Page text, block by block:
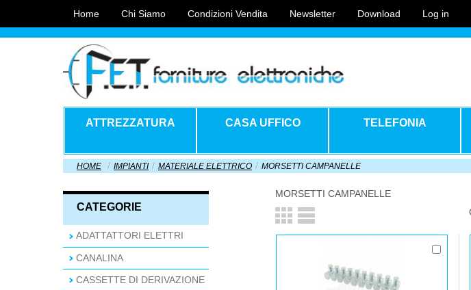
Home Chi Siamo Condizioni Vendita Newsletter Download Log in
ATTREZZATURA CASA UFFICO TELEFONIA
HOME IMPIANTI MATERIALE ELETTRICO MORSETTI CAMPANELLE
CATEGORIE
ADATTATTORI ELETTRI
CANALINA
CASSETTE DI DERIVAZIONE
MORSETTI CAMPANELLE